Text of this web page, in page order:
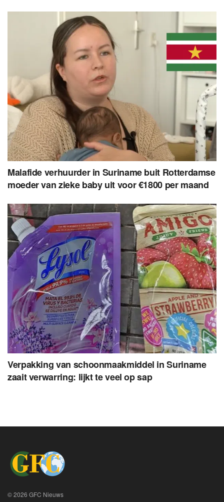
Malafide verhuurder in Suriname buit Rotterdamse
moeder van zieke baby uit voor €1800 per maand
Verpakking van schoonmaakmiddel in Suriname
zaait verwarring: lijkt te veel op sap
© 2026 GFC Nieuws